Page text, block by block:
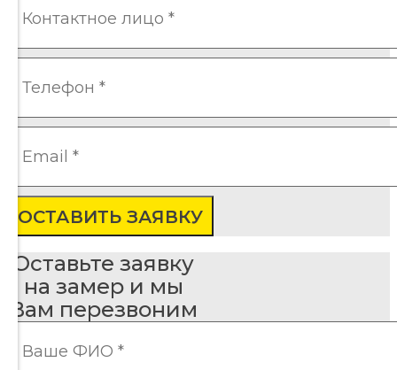
ОСТАВИТЬ ЗАЯВКУ
Оставьте заявку
на замер и мы
Вам перезвоним